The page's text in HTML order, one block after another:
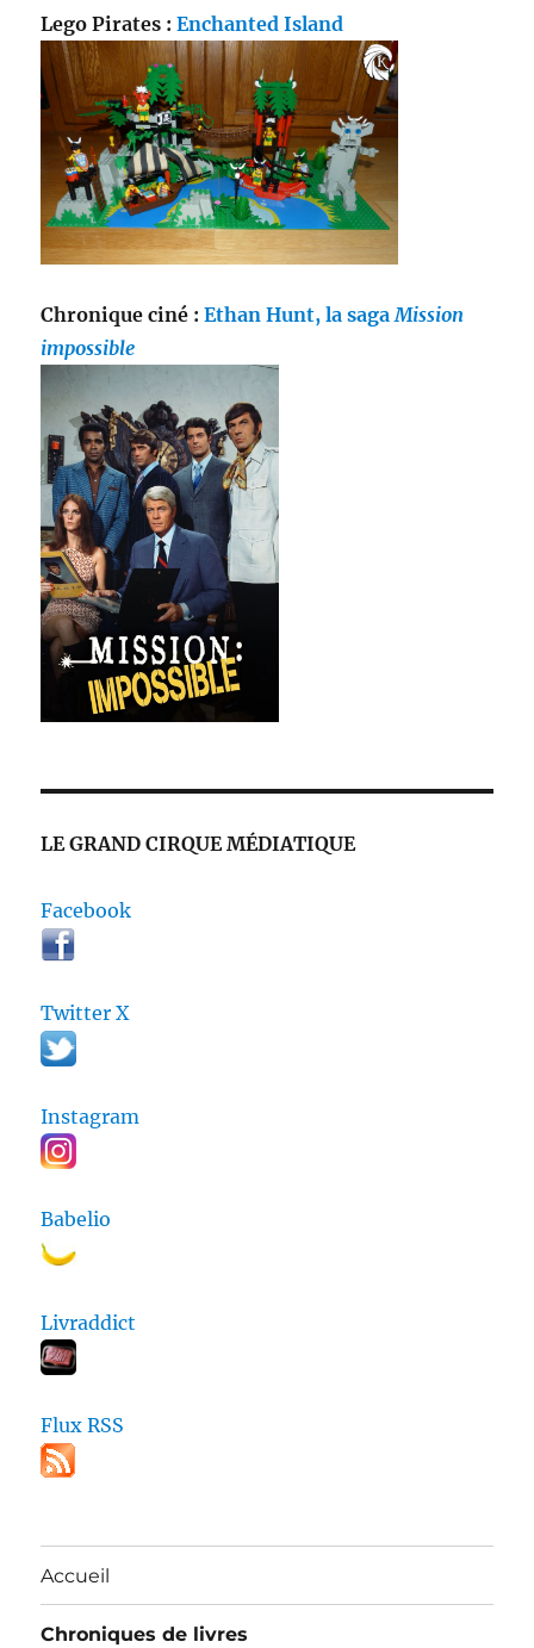
Lego Pirates :Enchanted Island
Chronique ciné :Ethan Hunt, la saga Mission
impossible
LE GRAND CIRQUE MÉDIATIQUE
Facebook
Twitter X
Instagram
Babelio
Livraddict
Flux RSS
Accueil
Chroniques de livres